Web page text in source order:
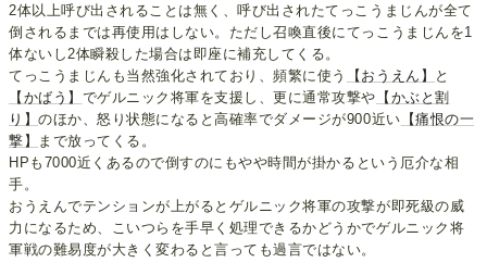
2体以上呼び出されることは無く、呼び出されたてっこうまじんが全て
倒されるまでは再使用はしない。ただし召喚直後にてっこうまじんを1
体ないし2体瞬殺した場合は即座に補充してくる。
てっこうまじんも当然強化されており、頻繁に使う
【おうえん】
と
【かばう】 でゲルニック将軍を支援し、更に通常攻撃や 【かぶと割
り】のほか、怒り状態になると高確率でダメージが900近い 【痛恨の一
撃】
まで放ってくる。
HPも7000近くあるので倒すのにもやや時間が掛かるという厄介な相
手。
おうえんでテンションが上がるとゲルニック将軍の攻撃が即死級の威
力になるため、こいつらを手早く処理できるかどうかでゲルニック将
軍戦の難易度が大きく変わると言っても過言ではない。